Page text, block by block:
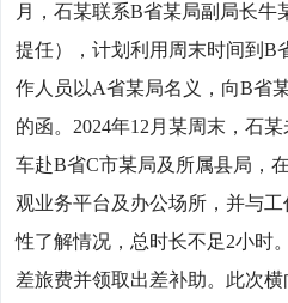
月，石某联系B省某局副局长牛
提任），计划利用周末时间到B
作人员以A省某局名义，向B省
的函。2024年12月某周末，石
车赴B省C市某局及所属县局，
观业务平台及办公场所，并与
性了解情况，总时长不足2小时
差旅费并领取出差补助。此次横